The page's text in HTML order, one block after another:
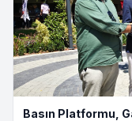
Basın Platformu,